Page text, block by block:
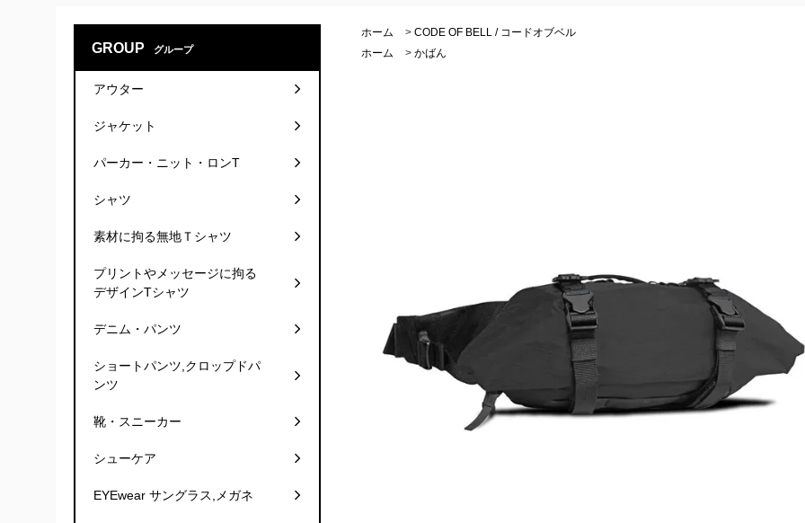
ホーム > CODE OF BELL / コードオブベル
ホーム
> かばん
GROUP グループ
アウター
ジャケット
パーカー・ニット・ロンT
シャツ
素材に拘る無地Ｔシャツ
プリントやメッセージに拘る
デザインTシャツ
デニム・パンツ
ショートパンツ,クロップドパ
ンツ
靴・スニーカー
シューケア
EYEwear サングラス,メガネ